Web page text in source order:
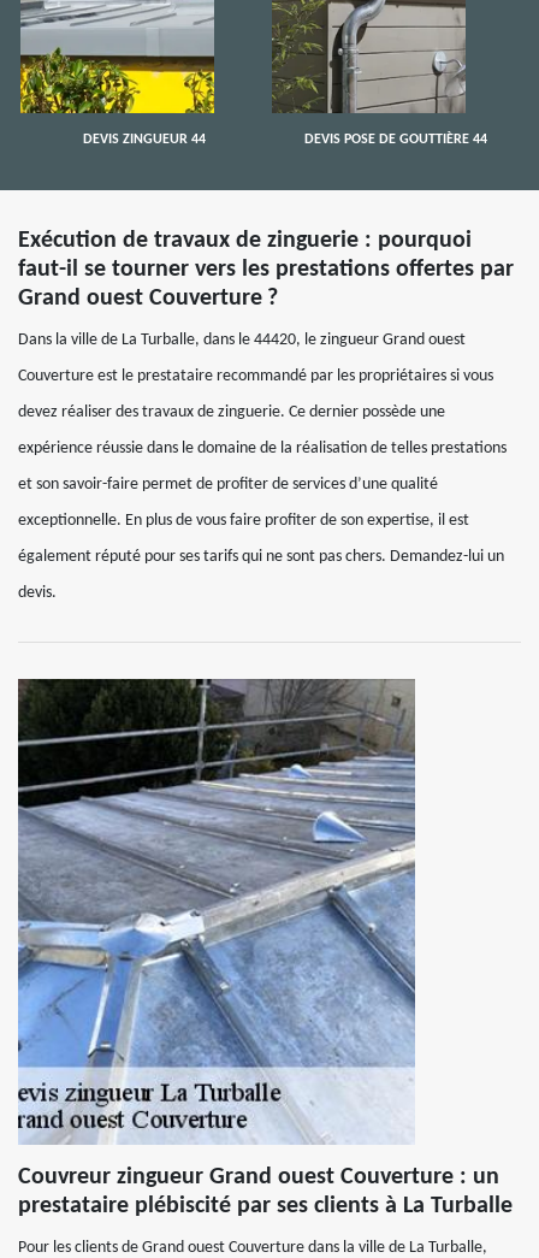
DEVIS ZINGUEUR 44 DEVIS POSE DE GOUTTIÈRE 44
Exécution de travaux de zinguerie : pourquoi
faut-il se tourner vers les prestations offertes par
Grand ouest Couverture ?
Dans la ville de La Turballe, dans le 44420, le zingueur Grand ouest
Couverture est le prestataire recommandé par les propriétaires si vous
devez réaliser des travaux de zinguerie. Ce dernier possède une
expérience réussie dans le domaine de la réalisation de telles prestations
et son savoir-faire permet de profiter de services d’une qualité
exceptionnelle. En plus de vous faire profiter de son expertise, il est
également réputé pour ses tarifs qui ne sont pas chers. Demandez-lui un
devis.
Couvreur zingueur Grand ouest Couverture : un
prestataire plébiscité par ses clients à La Turballe
Pour les clients de Grand ouest Couverture dans la ville de La Turballe,